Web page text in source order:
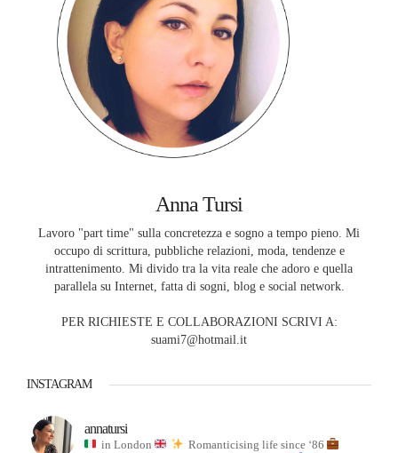
Anna Tursi
Lavoro "part time" sulla concretezza e sogno a tempo pieno. Mi
occupo di scrittura, pubbliche relazioni, moda, tendenze e
intrattenimento. Mi divido tra la vita reale che adoro e quella
parallela su Internet, fatta di sogni, blog e social network.
PER RICHIESTE E COLLABORAZIONI SCRIVI A:
suami7@hotmail.it
INSTAGRAM
annatursi
in London
Romanticising life since ‘86